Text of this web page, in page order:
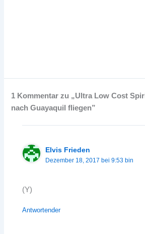
1 Kommentar zu „Ultra Low Cost
nach Guayaquil fliegen”
Elvis Frieden
Dezember 18, 2017 bei 9:53 bin
(Y)
Antwortender